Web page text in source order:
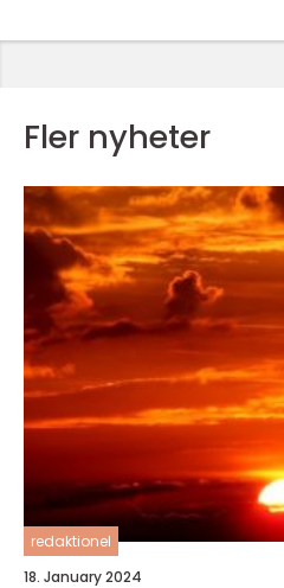
Fler nyheter
redaktionel
18. January 2024